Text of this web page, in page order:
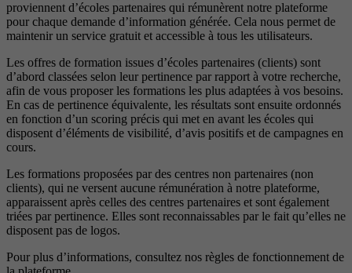
proviennent d’écoles partenaires qui rémunèrent notre plateforme
pour chaque demande d’information générée. Cela nous permet de
maintenir un service gratuit et accessible à tous les utilisateurs.
Les offres de formation issues d’écoles partenaires (clients) sont
d’abord classées selon leur pertinence par rapport à votre recherche,
afin de vous proposer les formations les plus adaptées à vos besoins.
En cas de pertinence équivalente, les résultats sont ensuite ordonnés
en fonction d’un scoring précis qui met en avant les écoles qui
disposent d’éléments de visibilité, d’avis positifs et de campagnes en
cours.
Les formations proposées par des centres non partenaires (non
clients), qui ne versent aucune rémunération à notre plateforme,
apparaissent après celles des centres partenaires et sont également
triées par pertinence. Elles sont reconnaissables par le fait qu’elles ne
disposent pas de logos.
Pour plus d’informations, consultez nos règles de fonctionnement de